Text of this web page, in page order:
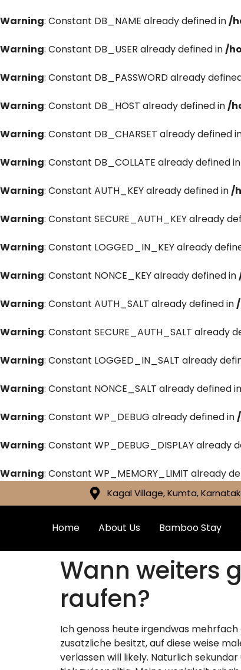
Warning: Constant DB_NAME already defined in/
Warning: Constant DB_USER already defined in/
Warning: Constant DB_PASSWORD already
Warning: Constant DB_HOST already defined in/
Warning: Constant DB_CHARSET already defined
Warning: Constant DB_COLLATE already defined in
Warning: Constant AUTH_KEY already defined in/
Warning: Constant SECURE_AUTH_KEY already
Warning: Constant LOGGED_IN_KEY already
Warning: Constant NONCE_KEY already defined in
Warning: Constant AUTH_SALT already defined in
Warning: Constant SECURE_AUTH_SALT already
Warning: Constant LOGGED_IN_SALT already
Warning: Constant NONCE_SALT already defined in
Warning: Constant WP_DEBUG already defined in
Warning: Constant WP_DEBUG_DISPLAY already
Warning: Constant WP_MEMORY_LIMIT already
Kagal Village, Kumta,
Home About Us Bamboo Stay
Wann weiters
raufen?
Ich genoss heute irgendwas
zusatzliche besitzt, auf diese weise
verlassen will likely. Naturlich